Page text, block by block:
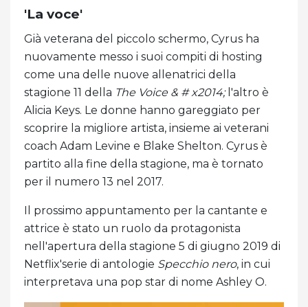
'La voce'
Già veterana del piccolo schermo, Cyrus ha
nuovamente messo i suoi compiti di hosting
come una delle nuove allenatrici della
stagione 11 della The Voice & # x2014;l'altro è
Alicia Keys. Le donne hanno gareggiato per
scoprire la migliore artista, insieme ai veterani
coach Adam Levine e Blake Shelton. Cyrus è
partito alla fine della stagione, ma è tornato
per il numero 13 nel 2017.
Il prossimo appuntamento per la cantante e
attrice è stato un ruolo da protagonista
nell'apertura della stagione 5 di giugno 2019 di
Netflix'serie di antologie Specchio nero, in cui
interpretava una pop star di nome Ashley O.